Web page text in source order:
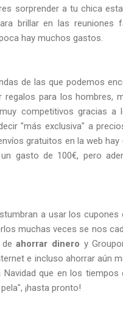
sorprender a tu chica
brillar en las reuniones
hay muchos gastos.
de las que podemos
regalos para los hombres,
competitivos gracias
"más exclusiva" a
gratuitos en la web
gasto de 100€, pero
a usar los
muchas veces se nos
deahorrar dinero y
e incluso ahorrar aún
Navidad que en los
¡hasta pronto!